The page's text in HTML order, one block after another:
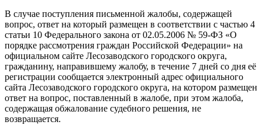
В случае поступления письменной жалобы, содержащей
вопрос, ответ на который размещен в соответствии с частью 4
статьи 10 Федерального закона от 02.05.2006 № 59-ФЗ «О
порядке рассмотрения граждан Российской Федерации» на
официальном сайте Лесозаводского городского округа,
гражданину, направившему жалобу, в течение 7 дней со дня её
регистрации сообщается электронный адрес официального
сайта Лесозаводского городского округа, на котором размещен
ответ на вопрос, поставленный в жалобе, при этом жалоба,
содержащая обжалование судебного решения, не
возвращается.